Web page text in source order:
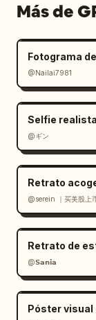
Más de
@Nailai7981
Selfie
@ギン
Retrato
@serein ｜买美股上
@𝗦𝗮𝗻𝗶𝗮
Póster